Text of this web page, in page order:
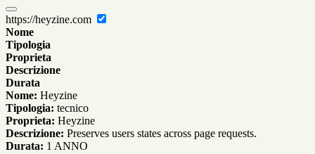
https://heyzine.com
Nome
Tipologia
Proprieta
Descrizione
Durata
Nome: Heyzine
Tipologia: tecnico
Proprieta: Heyzine
Descrizione: Preserves users states across page requests.
Durata: 1 ANNO